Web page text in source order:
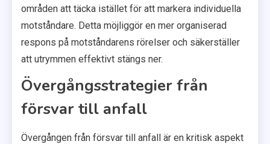
områden att täcka istället för att markera individuella
motståndare. Detta möjliggör en mer organiserad
respons på motståndarens rörelser och säkerställer
att utrymmen effektivt stängs ner.
Övergångsstrategier från
försvar till anfall
Övergången från försvar till anfall är en kritisk aspekt